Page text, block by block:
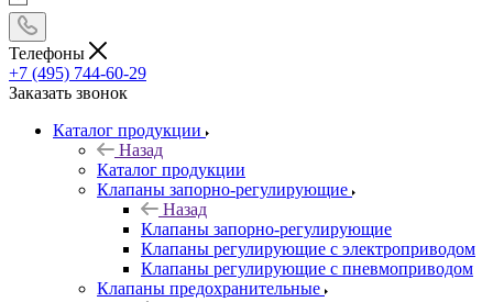
Телефоны
+7 (495) 744-60-29
Заказать звонок
Каталог продукции
Назад
Каталог продукции
Клапаны запорно-регулирующие
Назад
Клапаны запорно-регулирующие
Клапаны регулирующие с электроприводом
Клапаны регулирующие с пневмоприводом
Клапаны предохранительные